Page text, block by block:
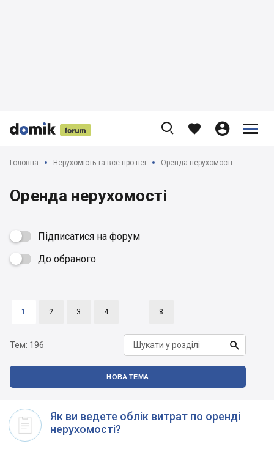


 
    


Головна Нерухомість та все про неї Оренда нерухомості
Оренда нерухомості
Підписатися на форум
 До обраного
1 2 3 4 . . . 8
Тем: 196 
НОВА ТЕМА
Як ви ведете облік витрат по оренді
нерухомості?